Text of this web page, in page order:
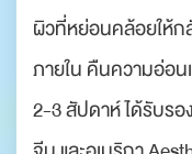
ผิวที่หย่อนคล้อยให้ก
ภายใน คืนความอ่อน
2-3 สัปดาห์ ได้รับรอ